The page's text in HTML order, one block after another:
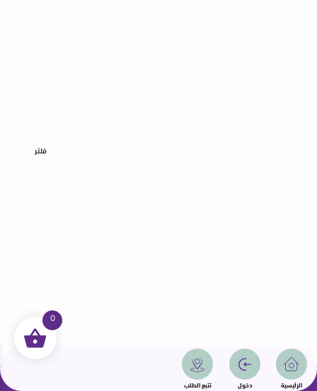
الرئيسية دخول تتبع الطلب
فلتر
جميع الحقوق محفوظة | سمامة 2025 | دولة قطر
0